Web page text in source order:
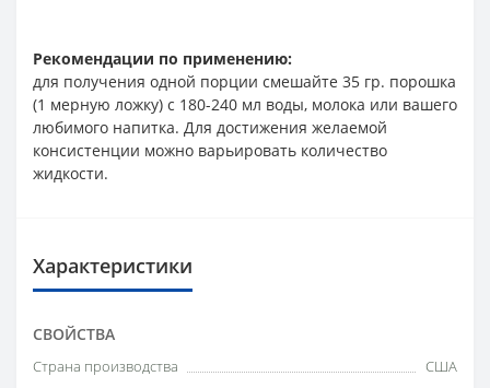
Рекомендации по применению:
для получения одной порции смешайте 35 гр. порошка
(1 мерную ложку) с 180-240 мл воды, молока или вашего
любимого напитка. Для достижения желаемой
консистенции можно варьировать количество
жидкости.
Характеристики
СВОЙСТВА
Страна производства США